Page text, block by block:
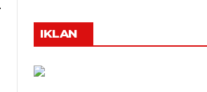
IKLAN